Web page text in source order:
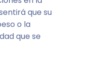
que su
o la
que se